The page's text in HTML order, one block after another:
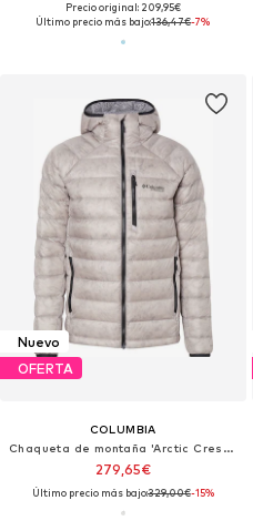
Precio original: 209,95€
Último precio más bajo:136,47€-7%
Nuevo
OFERTA
COLUMBIA
Chaqueta de montaña 'Arctic Crest™'
279,65€
Último precio más bajo:329,00€-15%